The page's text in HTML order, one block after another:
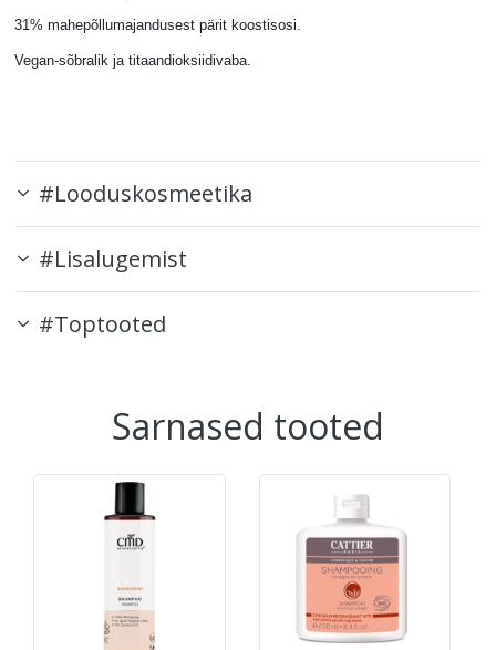
31% mahepõllumajandusest pärit koostisosi.
Vegan-sõbralik ja titaandioksiidivaba.
#Looduskosmeetika
#Lisalugemist
#Toptooted
Sarnased tooted